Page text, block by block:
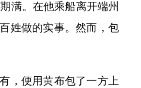
满。在他乘船离开端州
姓做的实事。然而，包
，便用黄布包了一方上